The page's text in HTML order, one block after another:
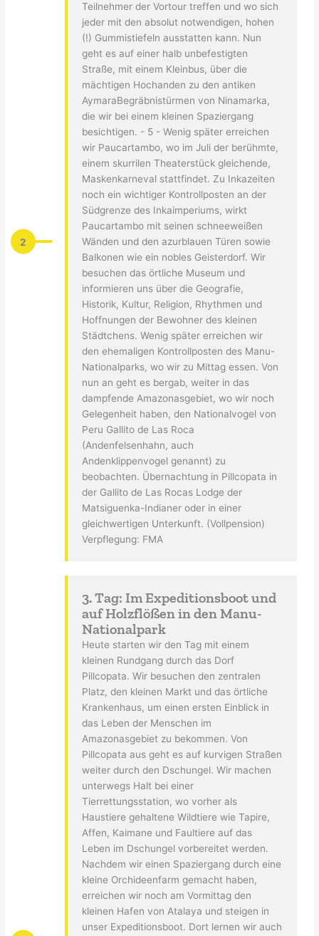
2
Teilnehmer der Vortour treffen und wo sich
jeder mit den absolut notwendigen, hohen
(!) Gummistiefeln ausstatten kann. Nun
geht es auf einer halb unbefestigten
Straße, mit einem Kleinbus, über die
mächtigen Hochanden zu den antiken
AymaraBegräbnistürmen von Ninamarka,
die wir bei einem kleinen Spaziergang
besichtigen. - 5 - Wenig später erreichen
wir Paucartambo, wo im Juli der berühmte,
einem skurrilen Theaterstück gleichende,
Maskenkarneval stattfindet. Zu Inkazeiten
noch ein wichtiger Kontrollposten an der
Südgrenze des Inkaimperiums, wirkt
Paucartambo mit seinen schneeweißen
Wänden und den azurblauen Türen sowie
Balkonen wie ein nobles Geisterdorf. Wir
besuchen das örtliche Museum und
informieren uns über die Geografie,
Historik, Kultur, Religion, Rhythmen und
Hoffnungen der Bewohner des kleinen
Städtchens. Wenig später erreichen wir
den ehemaligen Kontrollposten des Manu-
Nationalparks, wo wir zu Mittag essen. Von
nun an geht es bergab, weiter in das
dampfende Amazonasgebiet, wo wir noch
Gelegenheit haben, den Nationalvogel von
Peru Gallito de Las Roca
(Andenfelsenhahn, auch
Andenklippenvogel genannt) zu
beobachten. Übernachtung in Pillcopata in
der Gallito de Las Rocas Lodge der
Matsiguenka-Indianer oder in einer
gleichwertigen Unterkunft. (Vollpension)
Verpflegung: FMA
3. Tag: Im Expeditionsboot und
auf Holzflößen in den Manu-
Nationalpark
Heute starten wir den Tag mit einem
kleinen Rundgang durch das Dorf
Pillcopata. Wir besuchen den zentralen
Platz, den kleinen Markt und das örtliche
Krankenhaus, um einen ersten Einblick in
das Leben der Menschen im
Amazonasgebiet zu bekommen. Von
Pillcopata aus geht es auf kurvigen Straßen
weiter durch den Dschungel. Wir machen
unterwegs Halt bei einer
Tierrettungsstation, wo vorher als
Haustiere gehaltene Wildtiere wie Tapire,
Affen, Kaimane und Faultiere auf das
Leben im Dschungel vorbereitet werden.
Nachdem wir einen Spaziergang durch eine
kleine Orchideenfarm gemacht haben,
erreichen wir noch am Vormittag den
kleinen Hafen von Atalaya und steigen in
unser Expeditionsboot. Dort lernen wir auch